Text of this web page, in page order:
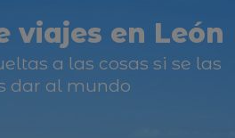
viajes en León
a las cosas si se las
dar al mundo